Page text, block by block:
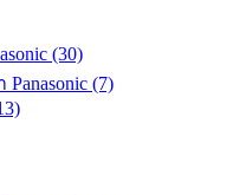
(30)
(7)